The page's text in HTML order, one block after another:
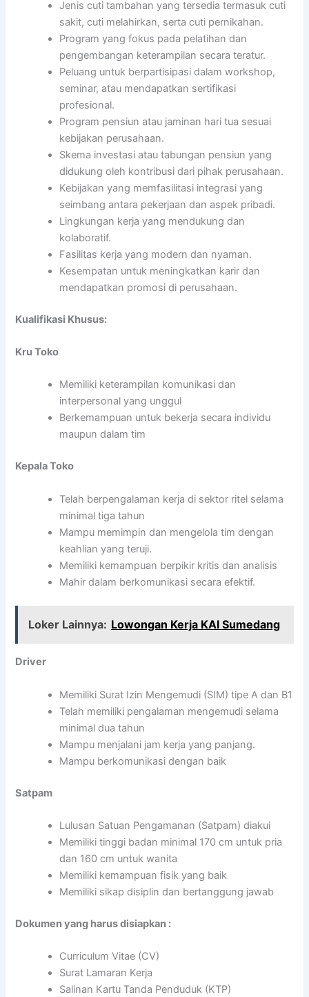
Jenis cuti tambahan yang tersedia termasuk cuti
sakit, cuti melahirkan, serta cuti pernikahan.
Program yang fokus pada pelatihan dan
pengembangan keterampilan secara teratur.
Peluang untuk berpartisipasi dalam workshop,
seminar, atau mendapatkan sertifikasi
profesional.
Program pensiun atau jaminan hari tua sesuai
kebijakan perusahaan.
Skema investasi atau tabungan pensiun yang
didukung oleh kontribusi dari pihak perusahaan.
Kebijakan yang memfasilitasi integrasi yang
seimbang antara pekerjaan dan aspek pribadi.
Lingkungan kerja yang mendukung dan
kolaboratif.
Fasilitas kerja yang modern dan nyaman.
Kesempatan untuk meningkatkan karir dan
mendapatkan promosi di perusahaan.
Kualifikasi Khusus:
Kru Toko
Memiliki keterampilan komunikasi dan
interpersonal yang unggul
Berkemampuan untuk bekerja secara individu
maupun dalam tim
Kepala Toko
Telah berpengalaman kerja di sektor ritel selama
minimal tiga tahun
Mampu memimpin dan mengelola tim dengan
keahlian yang teruji.
Memiliki kemampuan berpikir kritis dan analisis
Mahir dalam berkomunikasi secara efektif.
Loker Lainnya: Lowongan Kerja KAI Sumedang
Driver
Memiliki Surat Izin Mengemudi (SIM) tipe A dan B1
Telah memiliki pengalaman mengemudi selama
minimal dua tahun
Mampu menjalani jam kerja yang panjang.
Mampu berkomunikasi dengan baik
Satpam
Lulusan Satuan Pengamanan (Satpam) diakui
Memiliki tinggi badan minimal 170 cm untuk pria
dan 160 cm untuk wanita
Memiliki kemampuan fisik yang baik
Memiliki sikap disiplin dan bertanggung jawab
Dokumen yang harus disiapkan :
Curriculum Vitae (CV)
Surat Lamaran Kerja
Salinan Kartu Tanda Penduduk (KTP)